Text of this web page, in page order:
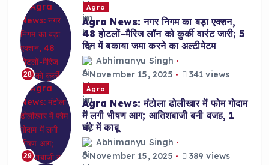
28
Agra
Agra News: नगर निगम का बड़ा एक्शन,
48 होटलों-मैरिज लॉन को कुर्की वारंट जारी; 5
दिन में बकाया जमा करने का अल्टीमेटम
Abhimanyu Singh
November 15, 2025
341 views
29
Agra
Agra News: मंटोला ढोलीखार में फोम गोदाम
में लगी भीषण आग; आतिशबाजी बनी वजह, 1
घंटे में काबू
Abhimanyu Singh
November 15, 2025
389 views